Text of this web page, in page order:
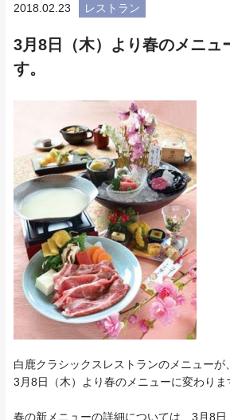
2018.02.23 レストラン
3月8日（木）より春のメニュ
す。
白鹿クラシックスレストランのメニューが、
3月8日（木）より春のメニューに変わりま
春の新メニューの詳細については、3月8